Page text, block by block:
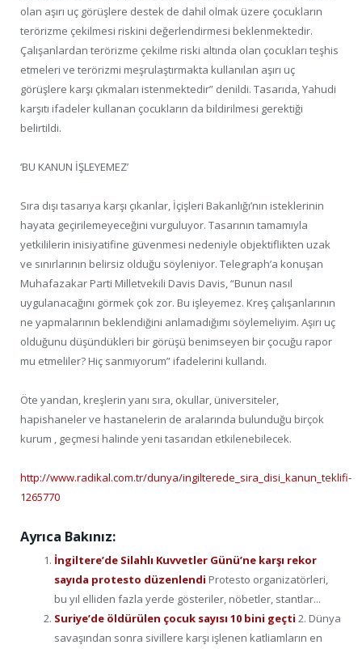
olan aşırı uç görüşlere destek de dahil olmak üzere çocukların
terörizme çekilmesi riskini değerlendirmesi beklenmektedir.
Çalışanlardan terörizme çekilme riski altında olan çocukları teşhis
etmeleri ve terörizmi meşrulaştırmakta kullanılan aşırı uç
görüşlere karşı çıkmaları istenmektedir” denildi. Tasarıda, Yahudi
karşıtı ifadeler kullanan çocukların da bildirilmesi gerektiği
belirtildi.
‘BU KANUN İŞLEYEMEZ’
Sıra dışı tasarıya karşı çıkanlar, İçişleri Bakanlığı’nın isteklerinin
hayata geçirilemeyeceğini vurguluyor. Tasarının tamamıyla
yetkililerin inisiyatifine güvenmesi nedeniyle objektiflikten uzak
ve sınırlarının belirsiz olduğu söyleniyor. Telegraph’a konuşan
Muhafazakar Parti Milletvekili Davis Davis, “Bunun nasıl
uygulanacağını görmek çok zor. Bu işleyemez. Kreş çalışanlarının
ne yapmalarının beklendiğini anlamadığımı söylemeliyim. Aşırı uç
olduğunu düşündükleri bir görüşü benimseyen bir çocuğu rapor
mu etmeliler? Hiç sanmıyorum” ifadelerini kullandı.
Öte yandan, kreşlerin yanı sıra, okullar, üniversiteler,
hapishaneler ve hastanelerin de aralarında bulunduğu birçok
kurum , geçmesi halinde yeni tasarıdan etkilenebilecek.
http://www.radikal.com.tr/dunya/ingilterede_sira_disi_kanun_teklifi-
1265770
Ayrıca Bakınız:
İngiltere’de Silahlı Kuvvetler Günü’ne karşı rekor
sayıda protesto düzenlendi Protesto organizatörleri,
bu yıl elliden fazla yerde gösteriler, nöbetler, stantlar...
Suriye’de öldürülen çocuk sayısı 10 bini geçti 2. Dünya
savaşından sonra sivillere karşı işlenen katliamların en